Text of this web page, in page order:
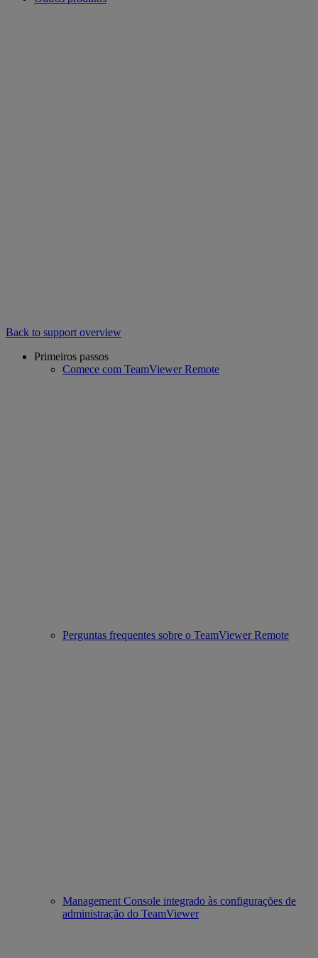
Back to support overview
Primeiros passos
Comece com TeamViewer Remote
Perguntas frequentes sobre o TeamViewer Remote
Management Console integrado às configurações de
administração do TeamViewer